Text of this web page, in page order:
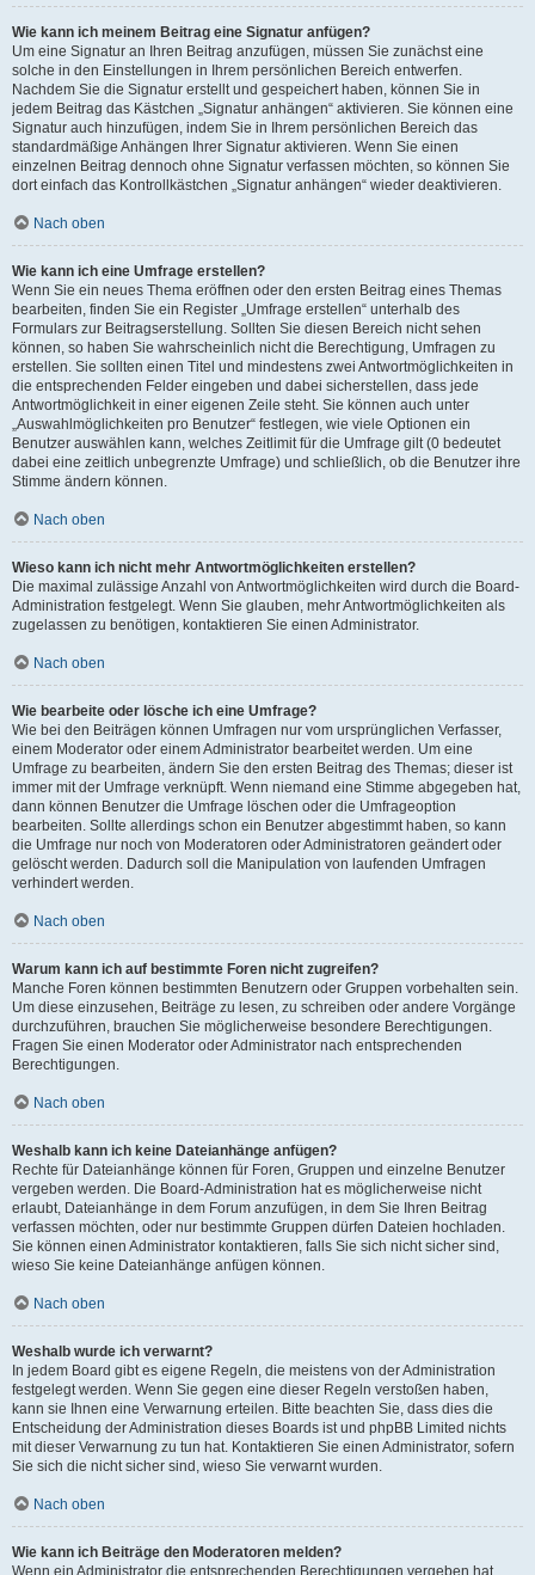
Wie kann ich meinem Beitrag eine Signatur anfügen?
Um eine Signatur an Ihren Beitrag anzufügen, müssen Sie zunächst eine
solche in den Einstellungen in Ihrem persönlichen Bereich entwerfen.
Nachdem Sie die Signatur erstellt und gespeichert haben, können Sie in
jedem Beitrag das Kästchen „Signatur anhängen“ aktivieren. Sie können eine
Signatur auch hinzufügen, indem Sie in Ihrem persönlichen Bereich das
standardmäßige Anhängen Ihrer Signatur aktivieren. Wenn Sie einen
einzelnen Beitrag dennoch ohne Signatur verfassen möchten, so können Sie
dort einfach das Kontrollkästchen „Signatur anhängen“ wieder deaktivieren.
Nach oben
Wie kann ich eine Umfrage erstellen?
Wenn Sie ein neues Thema eröffnen oder den ersten Beitrag eines Themas
bearbeiten, finden Sie ein Register „Umfrage erstellen“ unterhalb des
Formulars zur Beitragserstellung. Sollten Sie diesen Bereich nicht sehen
können, so haben Sie wahrscheinlich nicht die Berechtigung, Umfragen zu
erstellen. Sie sollten einen Titel und mindestens zwei Antwortmöglichkeiten in
die entsprechenden Felder eingeben und dabei sicherstellen, dass jede
Antwortmöglichkeit in einer eigenen Zeile steht. Sie können auch unter
„Auswahlmöglichkeiten pro Benutzer“ festlegen, wie viele Optionen ein
Benutzer auswählen kann, welches Zeitlimit für die Umfrage gilt (0 bedeutet
dabei eine zeitlich unbegrenzte Umfrage) und schließlich, ob die Benutzer ihre
Stimme ändern können.
Nach oben
Wieso kann ich nicht mehr Antwortmöglichkeiten erstellen?
Die maximal zulässige Anzahl von Antwortmöglichkeiten wird durch die Board-
Administration festgelegt. Wenn Sie glauben, mehr Antwortmöglichkeiten als
zugelassen zu benötigen, kontaktieren Sie einen Administrator.
Nach oben
Wie bearbeite oder lösche ich eine Umfrage?
Wie bei den Beiträgen können Umfragen nur vom ursprünglichen Verfasser,
einem Moderator oder einem Administrator bearbeitet werden. Um eine
Umfrage zu bearbeiten, ändern Sie den ersten Beitrag des Themas; dieser ist
immer mit der Umfrage verknüpft. Wenn niemand eine Stimme abgegeben hat,
dann können Benutzer die Umfrage löschen oder die Umfrageoption
bearbeiten. Sollte allerdings schon ein Benutzer abgestimmt haben, so kann
die Umfrage nur noch von Moderatoren oder Administratoren geändert oder
gelöscht werden. Dadurch soll die Manipulation von laufenden Umfragen
verhindert werden.
Nach oben
Warum kann ich auf bestimmte Foren nicht zugreifen?
Manche Foren können bestimmten Benutzern oder Gruppen vorbehalten sein.
Um diese einzusehen, Beiträge zu lesen, zu schreiben oder andere Vorgänge
durchzuführen, brauchen Sie möglicherweise besondere Berechtigungen.
Fragen Sie einen Moderator oder Administrator nach entsprechenden
Berechtigungen.
Nach oben
Weshalb kann ich keine Dateianhänge anfügen?
Rechte für Dateianhänge können für Foren, Gruppen und einzelne Benutzer
vergeben werden. Die Board-Administration hat es möglicherweise nicht
erlaubt, Dateianhänge in dem Forum anzufügen, in dem Sie Ihren Beitrag
verfassen möchten, oder nur bestimmte Gruppen dürfen Dateien hochladen.
Sie können einen Administrator kontaktieren, falls Sie sich nicht sicher sind,
wieso Sie keine Dateianhänge anfügen können.
Nach oben
Weshalb wurde ich verwarnt?
In jedem Board gibt es eigene Regeln, die meistens von der Administration
festgelegt werden. Wenn Sie gegen eine dieser Regeln verstoßen haben,
kann sie Ihnen eine Verwarnung erteilen. Bitte beachten Sie, dass dies die
Entscheidung der Administration dieses Boards ist und phpBB Limited nichts
mit dieser Verwarnung zu tun hat. Kontaktieren Sie einen Administrator, sofern
Sie sich die nicht sicher sind, wieso Sie verwarnt wurden.
Nach oben
Wie kann ich Beiträge den Moderatoren melden?
Wenn ein Administrator die entsprechenden Berechtigungen vergeben hat,